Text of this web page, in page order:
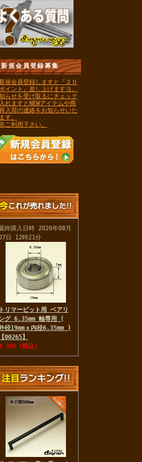
規会員登録募集
規会員登録しますと『２０
イント』差し上げますヨ。
らせを受け取るにチェック
れますとNEWアイテムや商
入荷の連絡をお知らせいた
す。
ご利用下さい。
終購入日時 2026年08月
日 12時21分
トリマービット用 ベアリ
グ 6.35mm 軸専用 (
径19mmｘ内径6.35mm )
【00265】
360（税込）